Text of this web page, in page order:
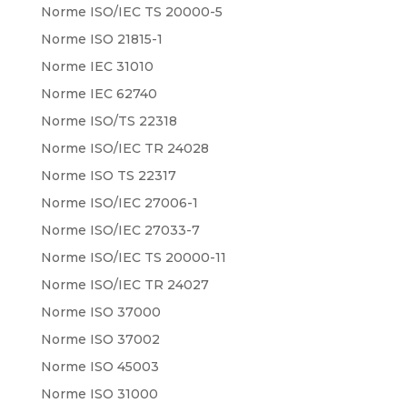
Norme ISO/IEC TS 20000-5
Norme ISO 21815-1
Norme IEC 31010
Norme IEC 62740
Norme ISO/TS 22318
Norme ISO/IEC TR 24028
Norme ISO TS 22317
Norme ISO/IEC 27006-1
Norme ISO/IEC 27033-7
Norme ISO/IEC TS 20000-11
Norme ISO/IEC TR 24027
Norme ISO 37000
Norme ISO 37002
Norme ISO 45003
Norme ISO 31000